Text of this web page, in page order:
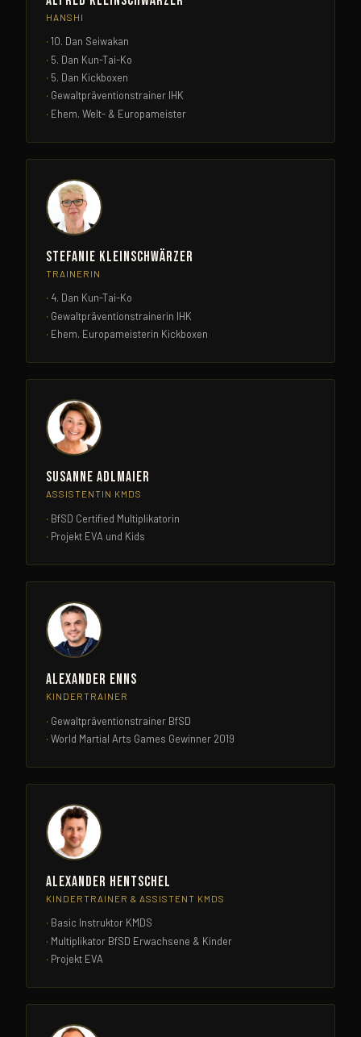
HANSHI
10. Dan Seiwakan
5. Dan Kun-Tai-Ko
5. Dan Kickboxen
Gewaltpräventionstrainer IHK
Ehem. Welt- & Europameister
Stefanie Kleinschwärzer
TRAINERIN
4. Dan Kun-Tai-Ko
Gewaltpräventionstrainerin IHK
Ehem. Europameisterin Kickboxen
Susanne Adlmaier
ASSISTENTIN KMDS
BfSD Certified Multiplikatorin
Projekt EVA und Kids
Alexander Enns
KINDERTRAINER
Gewaltpräventionstrainer BfSD
World Martial Arts Games Gewinner 2019
Alexander Hentschel
KINDERTRAINER & ASSISTENT KMDS
Basic Instruktor KMDS
Multiplikator BfSD Erwachsene & Kinder
Projekt EVA